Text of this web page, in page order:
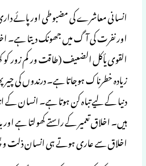
انسانی معاشرے کی مضبوطی اور پائے
اور نفرت کی آگ میں جھونک دیتا ہے۔
القوی یأکل الضعیف (طاقت ور کم زور
زیادہ خطرناک ہوجاتا ہے۔ درندوں کی چیر
دنیا کے لیے تباہ کن ہوتا ہے۔ انسان کے
ہیں۔ اخلاق تعمیر کے راستے کھولتا ہے
اخلاق سے عاری ہوتے ہی انسان ذلت و